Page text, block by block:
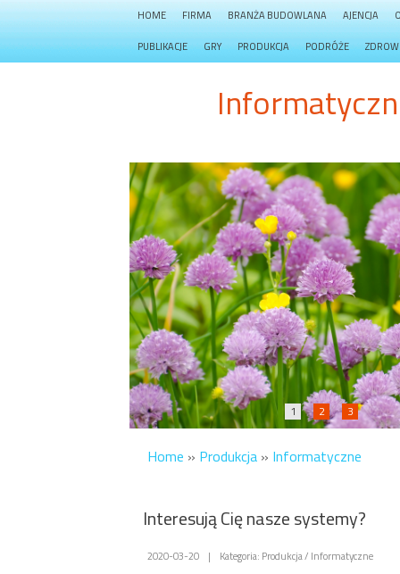
HOME FIRMA BRANŻA BUDOWLANA AJENCJA
PUBLIKACJE GRY PRODUKCJA PODRÓŻE
1 2 3
Home » Produkcja » Informatyczne
Interesują Cię nasze systemy?
2020-03-20 | Kategoria: Produkcja / Informatyczne